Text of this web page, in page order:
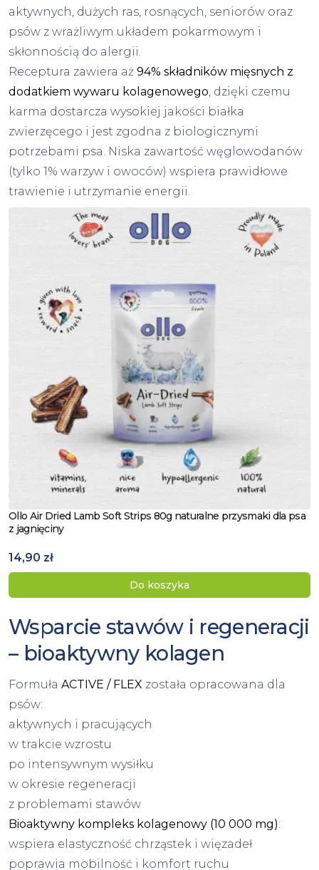
aktywnych, dużych ras, rosnących, seniorów oraz
psów z wrażliwym układem pokarmowym i
skłonnością do alergii.
Receptura zawiera aż 94% składników mięsnych z
dodatkiem wywaru kolagenowego, dzięki czemu
karma dostarcza wysokiej jakości białka
zwierzęcego i jest zgodna z biologicznymi
potrzebami psa. Niska zawartość węglowodanów
(tylko 1% warzyw i owoców) wspiera prawidłowe
trawienie i utrzymanie energii.
Zobacz produkt
Ollo Air Dried Lamb Soft Strips 80g naturalne przysmaki dla psa
z jagnięciny
14,90 zł
Do koszyka
Wsparcie stawów i regeneracji
– bioaktywny kolagen
Formuła ACTIVE / FLEX została opracowana dla
psów:
aktywnych i pracujących
w trakcie wzrostu
po intensywnym wysiłku
w okresie regeneracji
z problemami stawów
Bioaktywny kompleks kolagenowy (10 000 mg):
wspiera elastyczność chrząstek i więzadeł
poprawia mobilność i komfort ruchu